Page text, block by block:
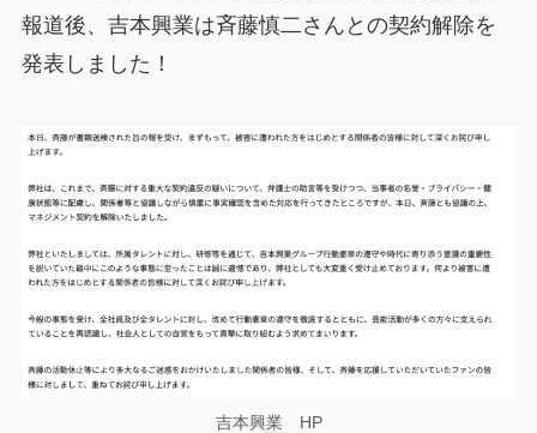
報道後、吉本興業は斉藤慎二さんとの契約解除を
発表しました！
吉本興業 HP